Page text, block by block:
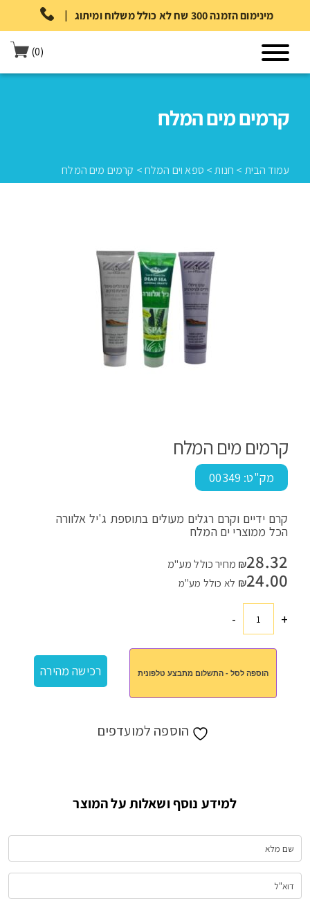
| מינימום הזמנה 300 שח לא כולל משלוח ומיתוג
(0)
קרמים מים המלח
עמוד הבית > חנות> ספא וים המלח> קרמים מים המלח
קרמים מים המלח
מק"ט: 00349
קרם ידיים וקרם רגלים מעולים בתוספת ג'יל אלוורה
הכל ממוצרי ים המלח
₪28.32
מחיר כולל מע"מ
₪24.00 לא כולל מע"מ
+כמות
המלח
-
הוספה לסל - התשלום מתבצע טלפונית רכישה מהירה
הוספה למועדפים
למידע נוסף ושאלות על המוצר